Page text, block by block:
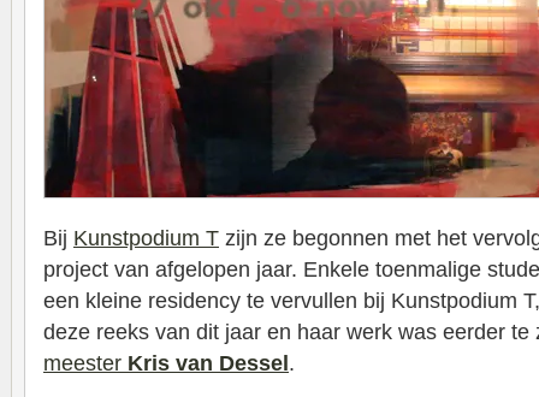
Bij Kunstpodium T zijn ze begonnen met het
project van afgelopen jaar. Enkele toenmalige
een kleine residency te vervullen bij Kunstpodium
deze reeks van dit jaar en haar werk was eerder te
meester Kris van Dessel .